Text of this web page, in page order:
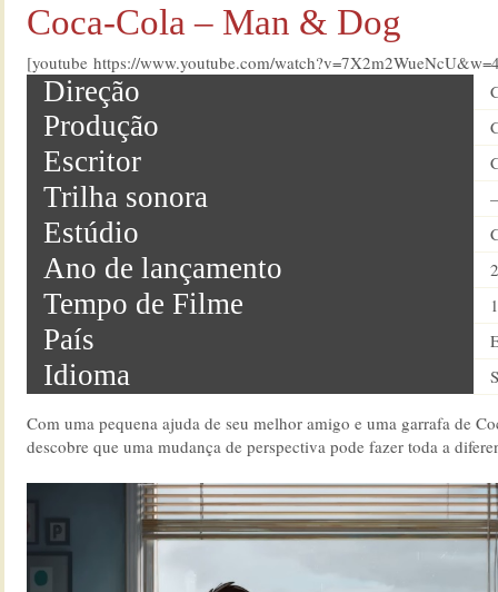
Coca-Cola – Man & Dog
[youtube https://www.youtube.com/
Direção
Produção
Escritor
Trilha sonora –
Estúdio
Ano de lançamento
Tempo de Filme
País
Idioma
Com uma pequena ajuda de seu melhor amigo e uma garrafa de
descobre que uma mudança de perspectiva pode fazer toda a